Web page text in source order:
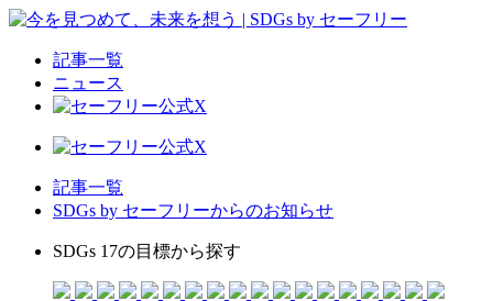
記事一覧
ニュース
記事一覧
SDGs by セーフリーからのお知らせ
SDGs 17の目標から探す